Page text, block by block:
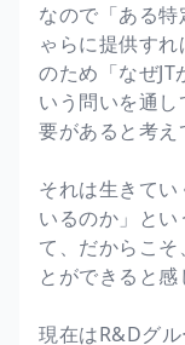
なので「ある
ゃらに提供す
のため「なぜ
いう問いを通
要があると考え
それは生きて
いるのか」と
て、だからこそ
とができると感
現在はR&Dグ